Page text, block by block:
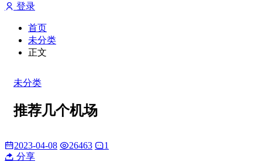
登录
首页
未分类
正文
未分类
推荐几个机场
2023-04-08 26463
1
分享